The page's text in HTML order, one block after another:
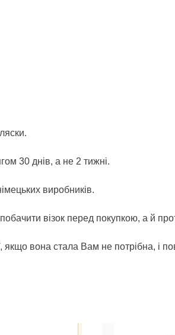
30 днів, а не 2 тижні.
виробників.
візок перед покупкою, а й
якщо вона стала Вам не потрібна, і